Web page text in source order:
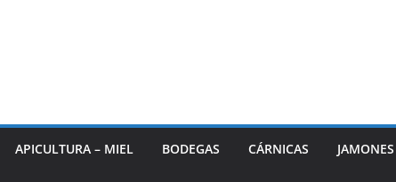
APICULTURA – MIEL BODEGAS CÁRNICAS